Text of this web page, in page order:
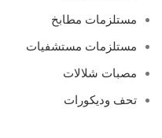
مستلزمات مطابخ
مستلزمات مستشفيات
مصبات شلالات
تحف وديكورات